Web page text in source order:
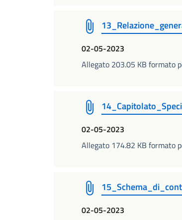
02-05-2023
Allegato 203.05 KB formato
02-05-2023
Allegato 174.82 KB formato
02-05-2023